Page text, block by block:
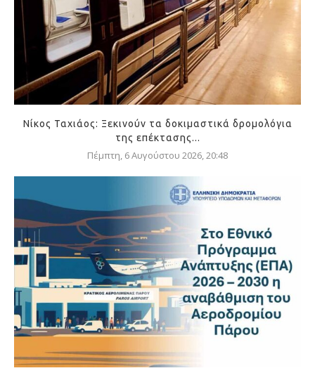
Νίκος Ταχιάος: Ξεκινούν τα δοκιμαστικά δρομολόγια
της επέκτασης...
Πέμπτη, 6 Αυγούστου 2026, 20:48